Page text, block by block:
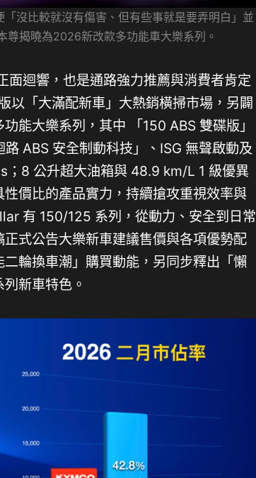
沒比較就沒有傷害、但有些事就是要弄明白」並
尊揭曉為2026新改款多功能車大樂系列。
迴響，也是通路強力推薦與消費者肯定
以「大滿配新車」大熱銷橫掃市場，另闢
能大樂系列，其中 「150 ABS 雙碟版」
ABS 安全制動科技」、ISG 無聲啟動及
；8 公升超大油箱與 48.9 km/L 1 級優異
價比的產品實力，持續搶攻重視效率與
有 150/125 系列，從動力、安全到日常
式公告大樂新車建議售價與各項優勢配
輪換車潮」購買動能，另同步釋出「懶
新車特色。